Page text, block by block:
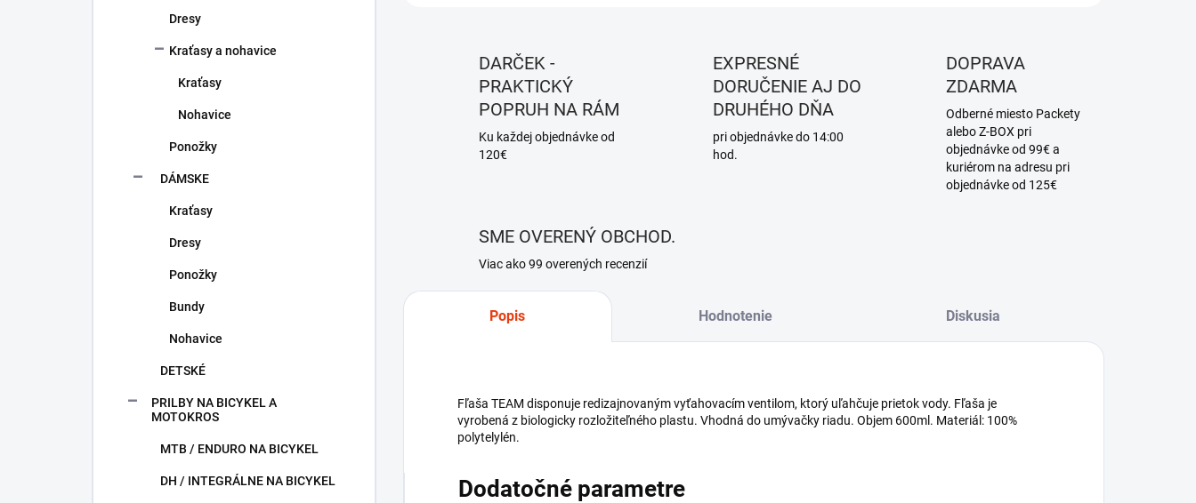
Dresy
Kraťasy a nohavice
Kraťasy
Nohavice
Ponožky
DÁMSKE
Kraťasy
Dresy
Ponožky
Bundy
Nohavice
DETSKÉ
PRILBY NA BICYKEL A
MOTOKROS
MTB / ENDURO NA BICYKEL
DH / INTEGRÁLNE NA BICYKEL
DARČEK -
PRAKTICKÝ
POPRUH NA RÁM
Ku každej objednávke od
120€
EXPRESNÉ
DORUČENIE AJ DO
DRUHÉHO DŇA
pri objednávke do 14:00
hod.
DOPRAVA
ZDARMA
Odberné miesto Packety
alebo Z-BOX pri
objednávke od 99€ a
kuriérom na adresu pri
objednávke od 125€
SME OVERENÝ OBCHOD.
Viac ako 99 overených recenzií
Popis Hodnotenie Diskusia
Fľaša TEAM disponuje redizajnovaným vyťahovacím ventilom, ktorý uľahčuje prietok vody. Fľaša je
vyrobená z biologicky rozložiteľného plastu. Vhodná do umývačky riadu. Objem 600ml. Materiál: 100%
polytelylén.
Dodatočné parametre